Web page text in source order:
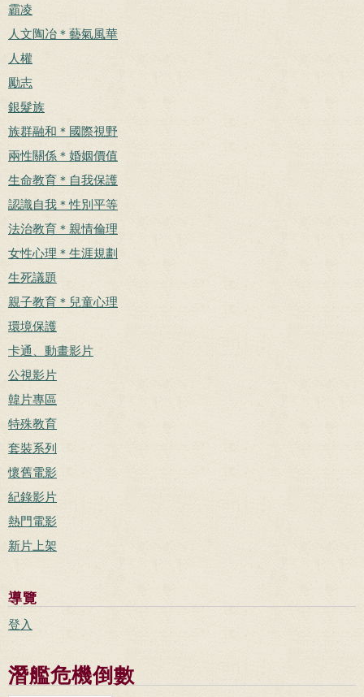
霸凌
人文陶冶＊藝氣風華
人權
勵志
銀髮族
族群融和＊國際視野
兩性關係＊婚姻價值
生命教育＊自我保護
認識自我＊性別平等
法治教育＊親情倫理
女性心理＊生涯規劃
生死議題
親子教育＊兒童心理
環境保護
卡通、動畫影片
公視影片
韓片專區
特殊教育
套裝系列
懷舊電影
紀錄影片
熱門電影
新片上架
導覽
登入
潛艦危機倒數